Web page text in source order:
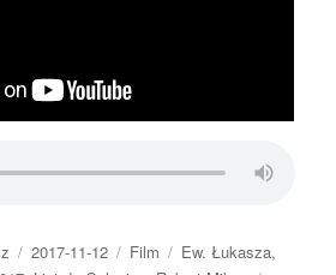
Data
2017-11-12 Format
Film Kategorie
Ew. Łukasza,